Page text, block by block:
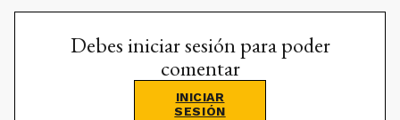
Debes iniciar sesión para poder
comentar
INICIAR
SESIÓN